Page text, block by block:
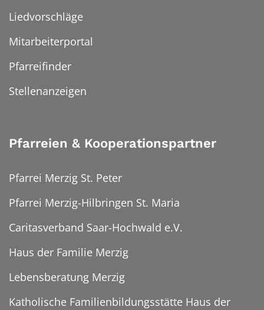
Liedvorschläge
Mitarbeiterportal
Pfarreifinder
Stellenanzeigen
Pfarreien & Kooperationspartner
Pfarrei Merzig St. Peter
Pfarrei Merzig-Hilbringen St. Maria
Caritasverband Saar-Hochwald e.V.
Haus der Familie Merzig
Lebensberatung Merzig
Katholische Familienbildungsstätte Haus der